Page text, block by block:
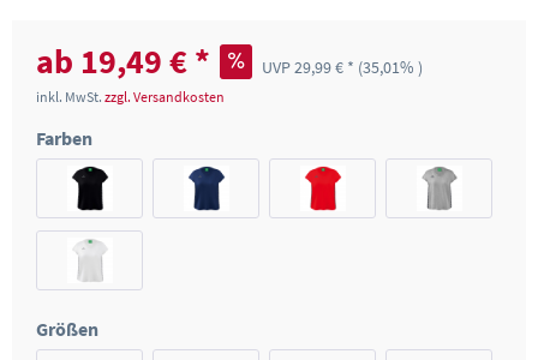
ab 19,49 € * UVP 29,99 € * (35,01% )
inkl. MwSt. zzgl. Versandkosten
Farben
Größen